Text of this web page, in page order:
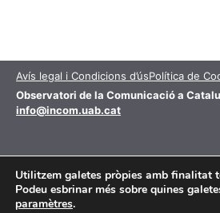
Avís legal i Condicions d’úsPolítica de
Observatori de la Comunicació a
info@incom.uab.cat
Aquesta obra està
Utilitzem galetes pròpies amb finalitat
Podeu esbrinar més sobre quines
paramètres.